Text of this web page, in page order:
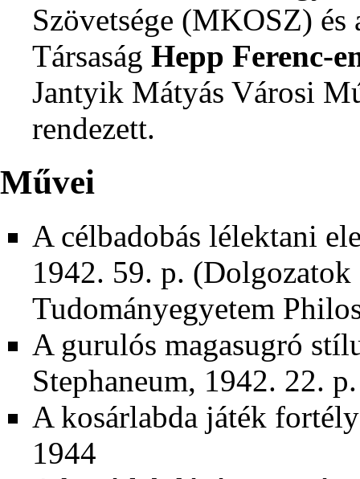
Szövetsége (MKOSZ)
Társaság Hepp Ferenc-
Jantyik Mátyás Városi
rendezett.
Művei
A célbadobás lélektani
1942. 59. p.
Tudományegyetem
A gurulós magasugró
Stephaneum, 1942. 22. p.
A kosárlabda játék
1944